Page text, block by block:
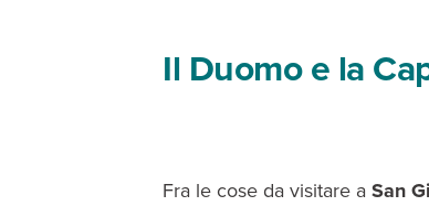
Il Duomo e la
Fra le cose da visitare a San